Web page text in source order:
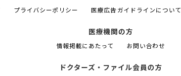
プライバシーポリシー 医療広告ガイドラインについて
医療機関の方
情報掲載にあたって お問い合わせ
ドクターズ・ファイル会員の方